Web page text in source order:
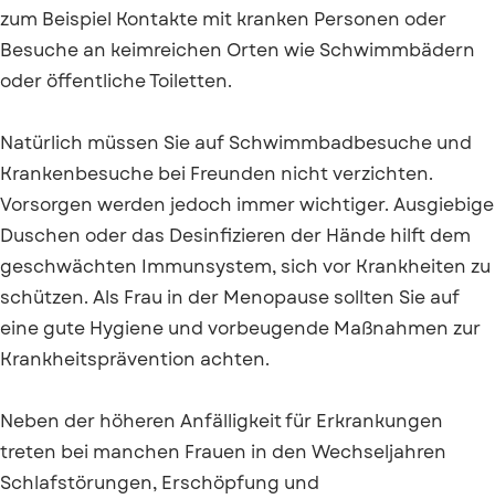
zum Beispiel Kontakte mit kranken Personen oder
Besuche an keimreichen Orten wie Schwimmbädern
oder öffentliche Toiletten.
Natürlich müssen Sie auf Schwimmbadbesuche und
Krankenbesuche bei Freunden nicht verzichten.
Vorsorgen werden jedoch immer wichtiger. Ausgiebige
Duschen oder das Desinfizieren der Hände hilft dem
geschwächten Immunsystem, sich vor Krankheiten zu
schützen. Als Frau in der Menopause sollten Sie auf
eine gute Hygiene und vorbeugende Maßnahmen zur
Krankheitsprävention achten.
Neben der höheren Anfälligkeit für Erkrankungen
treten bei manchen Frauen in den Wechseljahren
Schlafstörungen, Erschöpfung und